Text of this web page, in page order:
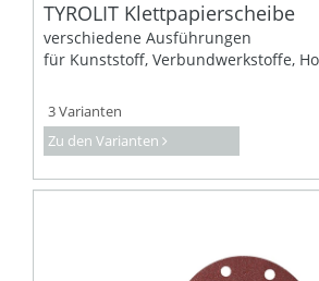
TYROLIT Klettpapierscheibe
verschiedene Ausführungen
für Kunststoff, Verbundwerkstoffe,
3 Varianten
Zu den Varianten